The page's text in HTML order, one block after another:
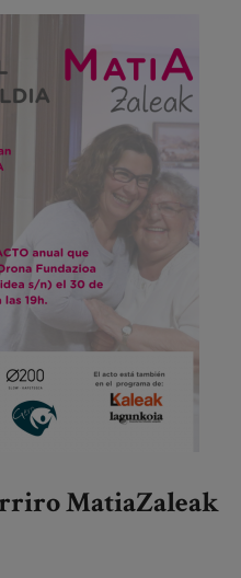
MatiaZaleak